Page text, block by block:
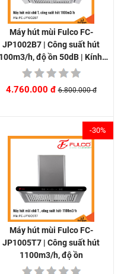
Máy hút mùi Fulco FC-
JP1002B7 | Công suất hút
h, độ ồn 50dB | Kính…
4.760.000 đ 6.800.000 đ
-30%
Máy hút mùi Fulco FC-
JP1005T7 | Công suất hút
1100m3/h, độ ồn